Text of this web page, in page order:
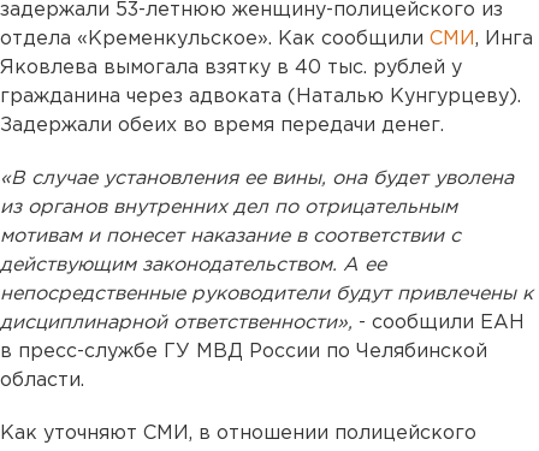
задержали 53-летнюю женщину-полицейского из
отдела «Кременкульское». Как сообщили СМИ , Инга
Яковлева вымогала взятку в 40 тыс. рублей у
гражданина через адвоката (Наталью Кунгурцеву).
Задержали обеих во время передачи денег.
«В случае установления ее вины, она будет уволена
из органов внутренних дел по отрицательным
мотивам и понесет наказание в соответствии с
действующим законодательством. А ее
непосредственные руководители будут привлечены к
дисциплинарной ответственности», - сообщили ЕАН
в пресс-службе ГУ МВД России по Челябинской
области.
Как уточняют СМИ, в отношении полицейского